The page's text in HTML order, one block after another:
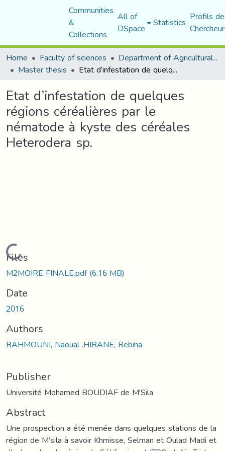
Communities
&
Collections
All of
DSpace Statistics Profils
Home
Faculty of sciences Department of Agricultural Sciences
Master thesis Etat d’infestation de quelques régions céréalières par le nématode à kyste des céréales Heterodera sp.
Etat d’infestation de quelques
régions céréalières par le
nématode à kyste des céréales
Heterodera sp.
Loading...
Files
M2MOIRE FINALE.pdf(6.16 MB)
Date
2016
Authors
RAHMOUNI, Naoual .HIRANE, Rebiha
Publisher
Université Mohamed BOUDIAF de M'Sila
Abstract
Une prospection a été menée dans quelques stations de la
région de M’sila à savoir Khmisse, Selman et Oulad Madi et